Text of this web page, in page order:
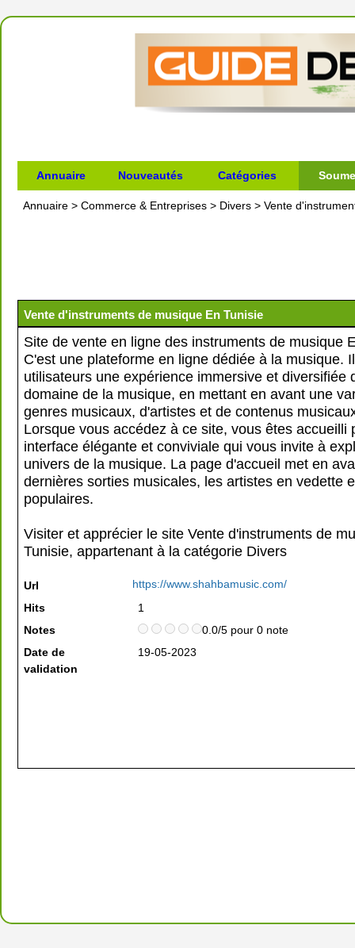
Annuaire Nouveautés Catégories
Annuaire > Commerce & Entreprises > Divers > Vente
Vente d'instruments de musique En Tunisie
Site de vente en ligne des instruments de musique
C'est une plateforme en ligne dédiée à la musique.
utilisateurs une expérience immersive et diversifiée
domaine de la musique, en mettant en avant une
genres musicaux, d'artistes et de contenus
Lorsque vous accédez à ce site, vous êtes accueilli
interface élégante et conviviale qui vous invite à
univers de la musique. La page d'accueil met en
dernières sorties musicales, les artistes en vedette
populaires.
Visiter et apprécier le site Vente d'instruments de
Tunisie, appartenant à la catégorie Divers
Url
https://www.shahbamusic.com/
Hits
1
Notes
0.0/5 pour 0 note
Date de
validation
19-05-2023